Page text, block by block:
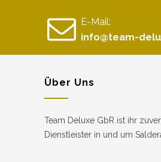
E-Mail:
info@team-
Über Uns
Team Deluxe GbR ist ihr
Dienstleister in und um